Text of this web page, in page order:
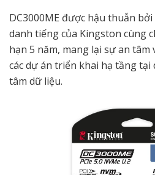
DC3000ME được hậu thuẫn
danh tiếng của Kingston cùng
hạn 5 năm, mang lại sự an tâm
các dự án triển khai hạ tầng
tâm dữ liệu.